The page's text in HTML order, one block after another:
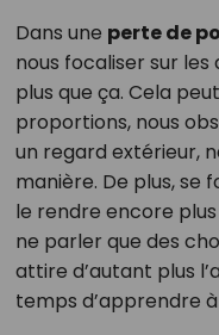
Dans une perte de
nous focaliser sur les
plus que ça. Cela
proportions, nous
un regard extérieur,
manière. De plus, se
le rendre encore
ne parler que des
attire d’autant plus
temps d’apprendre